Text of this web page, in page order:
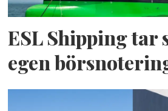
ESL Shipping tar
egen